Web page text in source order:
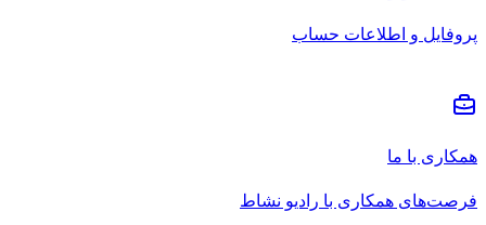
پروفایل و اطلاعات حساب
همکاری با ما
فرصت‌های همکاری با رادیو نشاط